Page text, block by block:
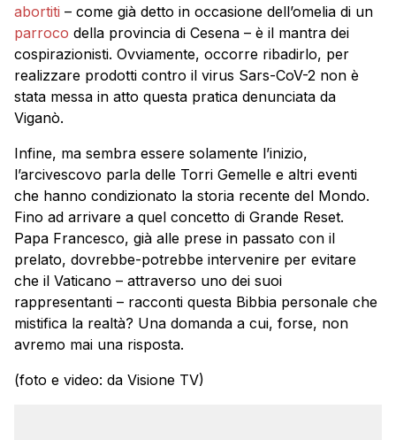
abortiti – come già detto in occasione dell’omelia di un
parroco della provincia di Cesena – è il mantra dei
cospirazionisti. Ovviamente, occorre ribadirlo, per
realizzare prodotti contro il virus Sars-CoV-2 non è
stata messa in atto questa pratica denunciata da
Viganò.
Infine, ma sembra essere solamente l’inizio,
l’arcivescovo parla delle Torri Gemelle e altri eventi
che hanno condizionato la storia recente del Mondo.
Fino ad arrivare a quel concetto di Grande Reset.
Papa Francesco, già alle prese in passato con il
prelato, dovrebbe-potrebbe intervenire per evitare
che il Vaticano – attraverso uno dei suoi
rappresentanti – racconti questa Bibbia personale che
mistifica la realtà? Una domanda a cui, forse, non
avremo mai una risposta.
(foto e video: da Visione TV)